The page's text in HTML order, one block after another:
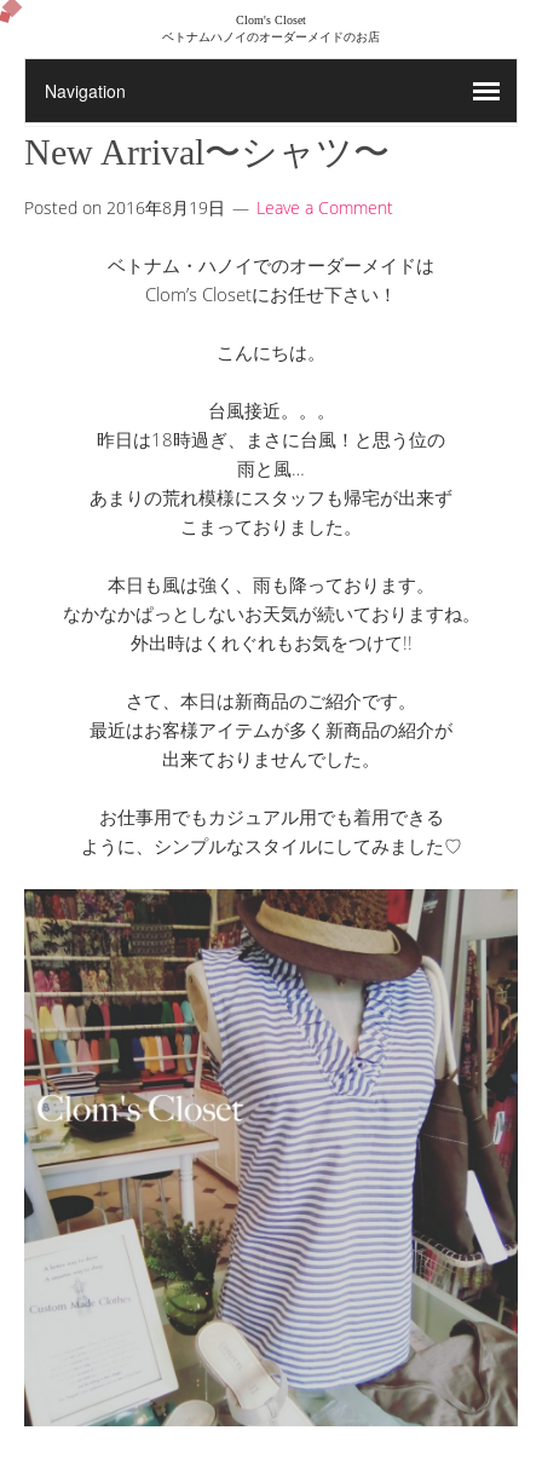
Clom's Closet
ベトナムハノイのオーダーメイドのお店
New Arrival〜シャツ〜
Posted on 2016年8月19日 Leave a Comment
ベトナム・ハノイでのオーダーメイドは
Clom’s Closetにお任せ下さい！
こんにちは。
台風接近。。。
昨日は18時過ぎ、まさに台風！と思う位の
雨と風…
あまりの荒れ模様にスタッフも帰宅が出来ず
こまっておりました。
本日も風は強く、雨も降っております。
なかなかぱっとしないお天気が続いておりますね。
外出時はくれぐれもお気をつけて!!
さて、本日は新商品のご紹介です。
最近はお客様アイテムが多く新商品の紹介が
出来ておりませんでした。
お仕事用でもカジュアル用でも着用できる
ように、シンプルなスタイルにしてみました♡